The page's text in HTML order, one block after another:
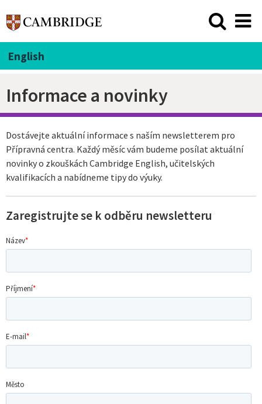
English
Informace a novinky
Dostávejte aktuální informace s naším newsletterem pro
Přípravná centra. Každý měsíc vám budeme posílat aktuální
novinky o zkouškách Cambridge English, učitelských
kvalifikacích a nabídneme tipy do výuky.
Zaregistrujte se k odběru newsletteru